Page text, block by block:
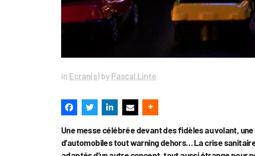
in Ecran(s) by Pascal Linte
Une messe célébrée devant des fidèles au volant,
d’automobiles tout warning dehors… La crise